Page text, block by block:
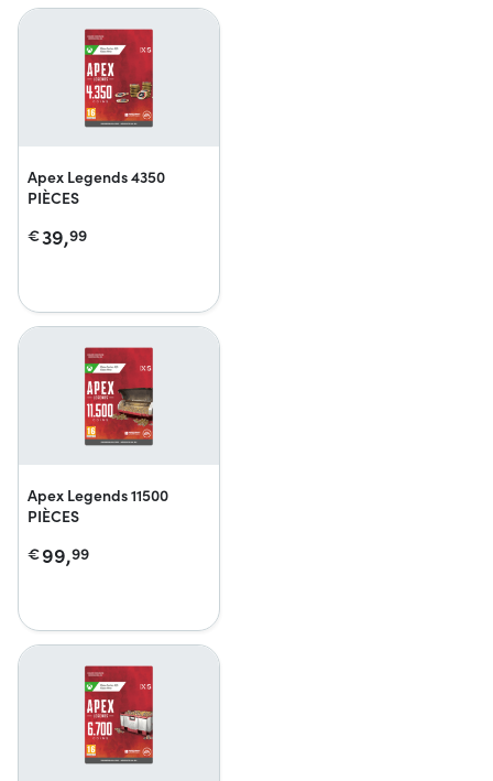
Apex Legends 4350
PIÈCES
€39,99
Apex Legends 11500
PIÈCES
€99,99